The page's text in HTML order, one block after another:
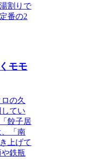
割りで
番の2
モモ
の久
てい
餃子居
「南
上げて
鉄瓶